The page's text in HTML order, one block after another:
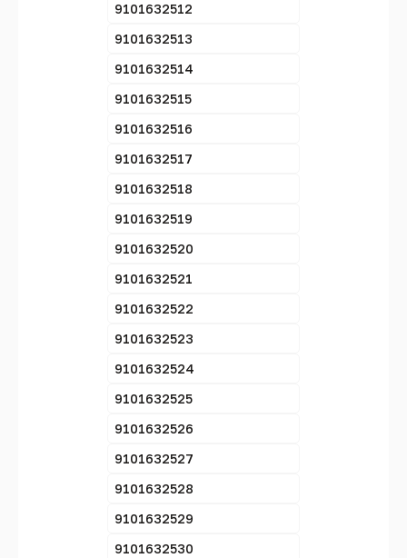
9101632512
9101632513
9101632514
9101632515
9101632516
9101632517
9101632518
9101632519
9101632520
9101632521
9101632522
9101632523
9101632524
9101632525
9101632526
9101632527
9101632528
9101632529
9101632530